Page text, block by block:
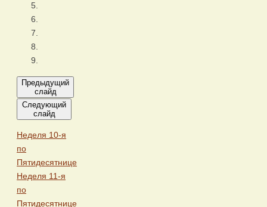
Предыдущий
слайд
Следующий
слайд
Неделя 10-я
по
Пятидесятнице
Неделя 11-я
по
Пятидесятнице